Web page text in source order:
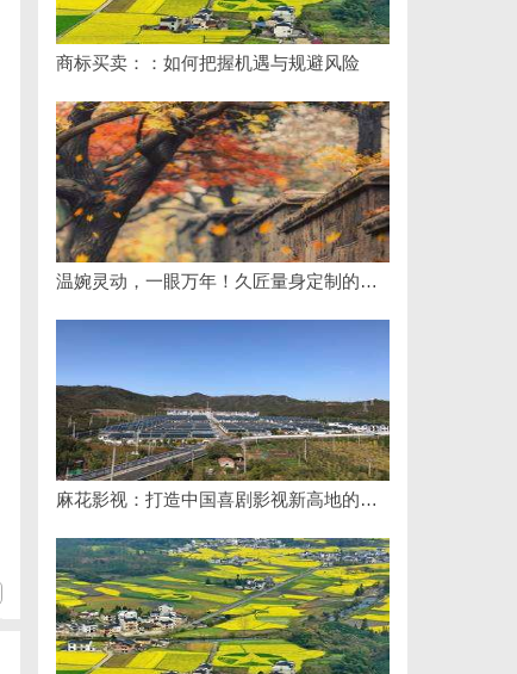
商标买卖：：如何把握机遇与规避风险
温婉灵动，一眼万年！久匠量身定制的眉眼唇，才是你整张脸的点睛之笔！淡颜系女生的气质加分项
麻花影视：打造中国喜剧影视新高地的创新典范